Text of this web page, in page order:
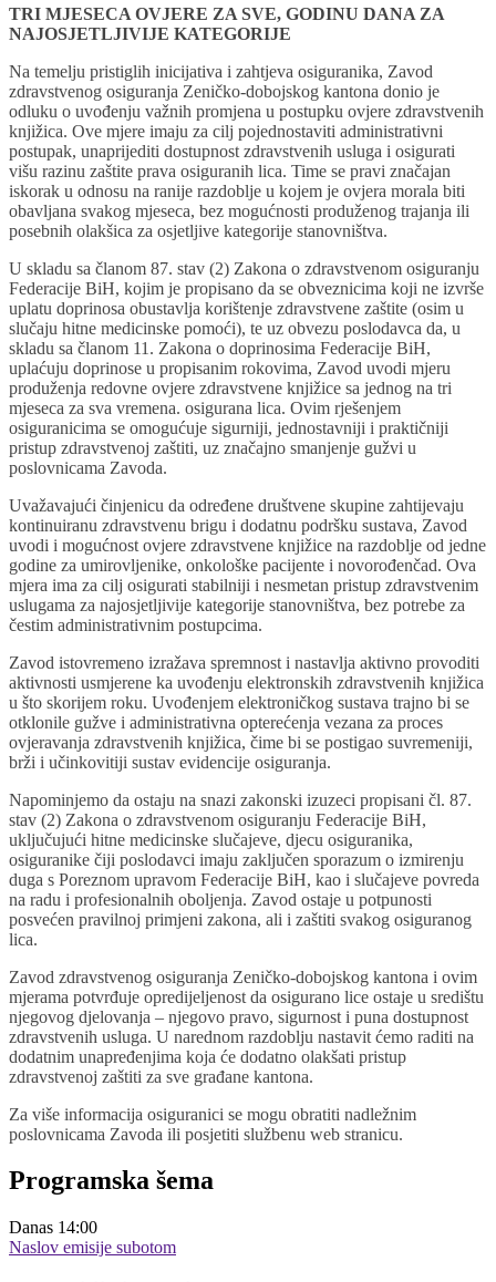
TRI MJESECA OVJERE ZA SVE, GODINU DANA ZA
NAJOSJETLJIVIJE KATEGORIJE
Na temelju pristiglih inicijativa i zahtjeva osiguranika, Zavod
zdravstvenog osiguranja Zeničko-dobojskog kantona donio je
odluku o uvođenju važnih promjena u postupku ovjere zdravstvenih
knjižica. Ove mjere imaju za cilj pojednostaviti administrativni
postupak, unaprijediti dostupnost zdravstvenih usluga i osigurati
višu razinu zaštite prava osiguranih lica. Time se pravi značajan
iskorak u odnosu na ranije razdoblje u kojem je ovjera morala biti
obavljana svakog mjeseca, bez mogućnosti produženog trajanja ili
posebnih olakšica za osjetljive kategorije stanovništva.
U skladu sa članom 87. stav (2) Zakona o zdravstvenom osiguranju
Federacije BiH, kojim je propisano da se obveznicima koji ne izvrše
uplatu doprinosa obustavlja korištenje zdravstvene zaštite (osim u
slučaju hitne medicinske pomoći), te uz obvezu poslodavca da, u
skladu sa članom 11. Zakona o doprinosima Federacije BiH,
uplaćuju doprinose u propisanim rokovima, Zavod uvodi mjeru
produženja redovne ovjere zdravstvene knjižice sa jednog na tri
mjeseca za sva vremena. osigurana lica. Ovim rješenjem
osiguranicima se omogućuje sigurniji, jednostavniji i praktičniji
pristup zdravstvenoj zaštiti, uz značajno smanjenje gužvi u
poslovnicama Zavoda.
Uvažavajući činjenicu da određene društvene skupine zahtijevaju
kontinuiranu zdravstvenu brigu i dodatnu podršku sustava, Zavod
uvodi i mogućnost ovjere zdravstvene knjižice na razdoblje od jedne
godine za umirovljenike, onkološke pacijente i novorođenčad. Ova
mjera ima za cilj osigurati stabilniji i nesmetan pristup zdravstvenim
uslugama za najosjetljivije kategorije stanovništva, bez potrebe za
čestim administrativnim postupcima.
Zavod istovremeno izražava spremnost i nastavlja aktivno provoditi
aktivnosti usmjerene ka uvođenju elektronskih zdravstvenih knjižica
u što skorijem roku. Uvođenjem elektroničkog sustava trajno bi se
otklonile gužve i administrativna opterećenja vezana za proces
ovjeravanja zdravstvenih knjižica, čime bi se postigao suvremeniji,
brži i učinkovitiji sustav evidencije osiguranja.
Napominjemo da ostaju na snazi ​​zakonski izuzeci propisani čl. 87.
stav (2) Zakona o zdravstvenom osiguranju Federacije BiH,
uključujući hitne medicinske slučajeve, djecu osiguranika,
osiguranike čiji poslodavci imaju zaključen sporazum o izmirenju
duga s Poreznom upravom Federacije BiH, kao i slučajeve povreda
na radu i profesionalnih oboljenja. Zavod ostaje u potpunosti
posvećen pravilnoj primjeni zakona, ali i zaštiti svakog osiguranog
lica.
Zavod zdravstvenog osiguranja Zeničko-dobojskog kantona i ovim
mjerama potvrđuje opredijeljenost da osigurano lice ostaje u središtu
njegovog djelovanja – njegovo pravo, sigurnost i puna dostupnost
zdravstvenih usluga. U narednom razdoblju nastavit ćemo raditi na
dodatnim unapređenjima koja će dodatno olakšati pristup
zdravstvenoj zaštiti za sve građane kantona.
Za više informacija osiguranici se mogu obratiti nadležnim
poslovnicama Zavoda ili posjetiti službenu web stranicu.
Programska šema
Danas 14:00
Naslov emisije subotom